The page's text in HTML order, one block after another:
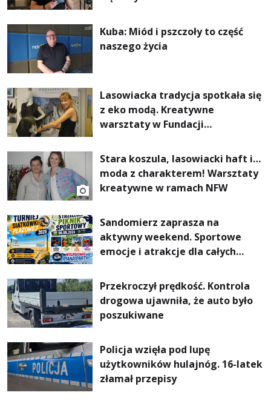
Kuba: Miód i pszczoły to część
naszego życia
Lasowiacka tradycja spotkała się
z eko modą. Kreatywne
warsztaty w Fundacji
Stara koszula, lasowiacki haft i…
moda z charakterem! Warsztaty
kreatywne w ramach NFW
Sandomierz zaprasza na
aktywny weekend. Sportowe
emocje i atrakcje dla całych
Przekroczył prędkość. Kontrola
drogowa ujawniła, że auto było
poszukiwane
Policja wzięła pod lupę
użytkowników hulajnóg. 16-latek
złamał przepisy